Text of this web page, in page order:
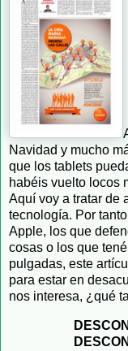
Navidad y mucho
que los tablets
habéis vuelto locos
Aquí voy a tratar de
tecnología. Por
Apple, los que
cosas o los que
pulgadas, este
para estar en
nos interesa, ¿qué